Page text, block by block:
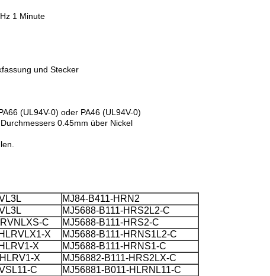
1 Minute
und Stecker
(UL94V-0) oder PA46 (UL94V-0)
0.45mm über Nickel
MJ84-B411-HRN2
MJ5688-B111-HRS2L2-C
C
MJ5688-B111-HRS2-C
X
MJ5688-B111-HRNS1L2-C
X
MJ5688-B111-HRNS1-C
X
MJ56882-B111-HRS2LX-C
C
MJ56881-B011-HLRNL11-C